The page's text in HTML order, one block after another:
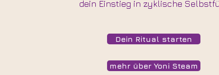
dein Einstieg in zyklische
Dein Ritual starten
mehr über Yoni Steam